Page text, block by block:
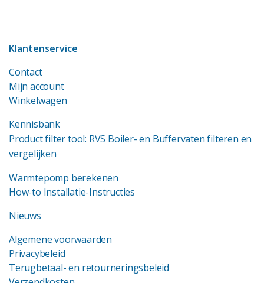
Klantenservice
Contact
Mijn account
Winkelwagen
Kennisbank
Product filter tool: RVS Boiler- en Buffervaten filteren en
vergelijken
Warmtepomp berekenen
How-to Installatie-Instructies
Nieuws
Algemene voorwaarden
Privacybeleid
Terugbetaal- en retourneringsbeleid